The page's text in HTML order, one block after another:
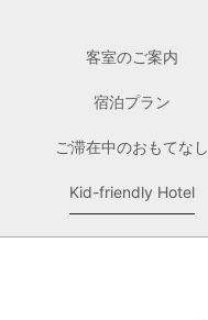
客室のご案内
宿泊プラン
ご滞在中のおもてなし
Kid-friendly Hotel